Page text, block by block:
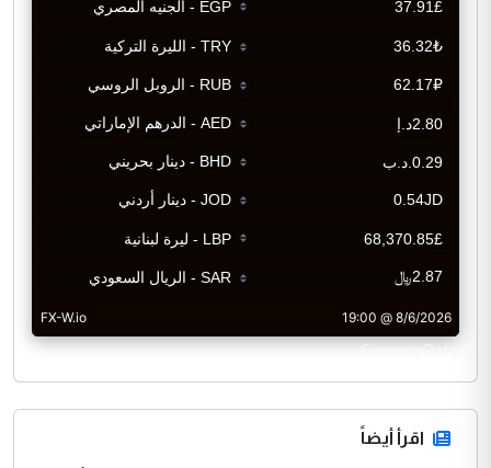
CurrencyRate
اقرأ أيضاً